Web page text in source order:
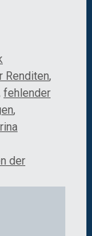
Renditen,
fehlender
,
der